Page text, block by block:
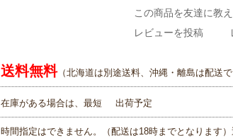
この商品を友達に教
レビューを投稿
送料無料（北海道は別途送料、沖縄・離島は配送で
在庫がある場合は、最短 出荷予定
時間指定はできません。（配送は18時までとなります